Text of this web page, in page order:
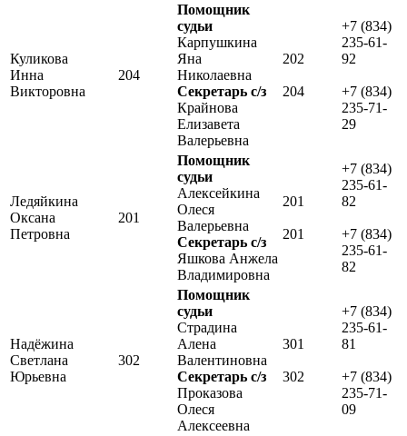
Куликова
Инна
Викторовна
204
Помощник
судьи
Карпушкина
Яна
Николаевна
Секретарь с/з
Крайнова
Елизавета
Валерьевна
202
204
+7 (834)
235-61-
92
+7 (834)
235-71-
29
Ледяйкина
Оксана
Петровна
201
Помощник
судьи
Алексейкина
Олеся
Валерьевна
Секретарь с/з
Яшкова Анжела
Владимировна
201
201
+7 (834)
235-61-
82
+7 (834)
235-61-
82
Надёжина
Светлана
Юрьевна
302
Помощник
судьи
Страдина
Алена
Валентиновна
Секретарь с/з
Проказова
Олеся
Алексеевна
301
302
+7 (834)
235-61-
81
+7 (834)
235-71-
09